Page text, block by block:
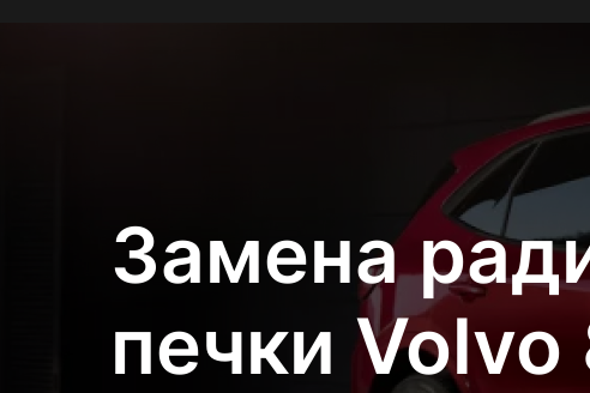
Замена
печки